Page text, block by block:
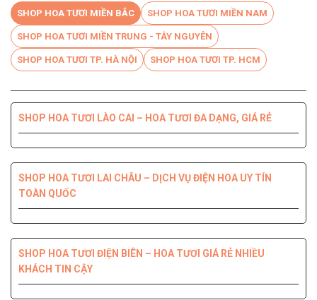
SHOP HOA TƯƠI MIỀN BẮC SHOP HOA TƯƠI MIỀN NAM
SHOP HOA TƯƠI MIỀN TRUNG - TÂY NGUYÊN
SHOP HOA TƯƠI TP. HÀ NỘI SHOP HOA TƯƠI TP. HCM
SHOP HOA TƯƠI LÀO CAI – HOA TƯƠI ĐA DẠNG, GIÁ RẺ
SHOP HOA TƯƠI LAI CHÂU – DỊCH VỤ ĐIỆN HOA UY TÍN
TOÀN QUỐC
SHOP HOA TƯƠI ĐIỆN BIÊN – HOA TƯƠI GIÁ RẺ NHIỀU
KHÁCH TIN CẬY
LƯỢNG HÀNG ĐẦU
NHANH CHÓNG
ĐẦU
UY TÍN CHẤT LƯỢNG
SHOP HOA TƯƠI QUẬN 6 – GIÁ TỐT GIAO HOA TẬN NHÀ